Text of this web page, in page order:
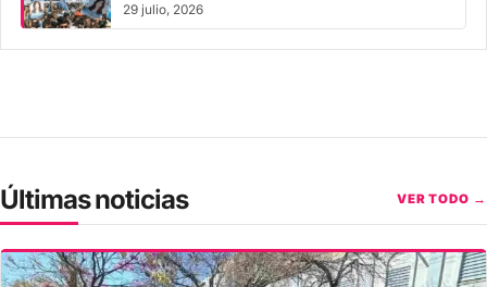
29 julio, 2026
Últimas noticias VER TODO →